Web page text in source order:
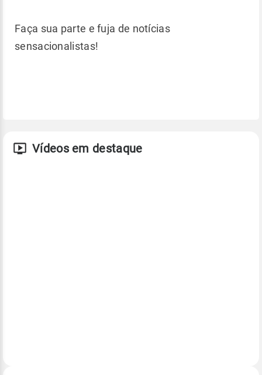
Faça sua parte e fuja de notícias
sensacionalistas!
Vídeos em destaque